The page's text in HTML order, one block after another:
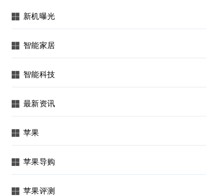
新机曝光
智能家居
智能科技
最新资讯
苹果
苹果导购
苹果评测